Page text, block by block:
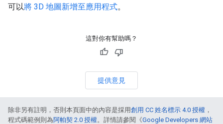
可以將 3D 地圖新增至應用程式。
這對你有幫助嗎？
提供意見
除非另有註明，否則本頁面中的內容是採用創用 CC 姓名標示 4.0 授權 ，
程式碼範例則為阿帕契 2.0 授權。詳情請參閱《Google Developers 網站